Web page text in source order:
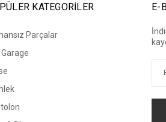
KATEGORİLER
Parçalar
Garage
E-